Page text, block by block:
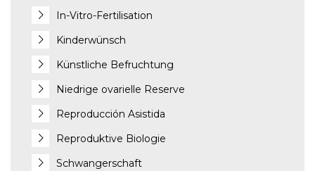
In-Vitro-Fertilisation
Kinderwünsch
Künstliche Befruchtung
Niedrige ovarielle Reserve
Reproducción Asistida
Reproduktive Biologie
Schwangerschaft